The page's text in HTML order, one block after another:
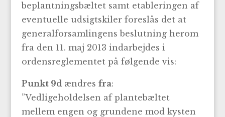
beplantningsbæltet samt etableringen af
eventuelle udsigtskiler foreslås det at
generalforsamlingens beslutning herom
fra den 11. maj 2013 indarbejdes i
ordensreglementet på følgende vis:
Punkt 9d ændres fra:
”Vedligeholdelsen af plantebæltet
mellem engen og grundene mod kysten